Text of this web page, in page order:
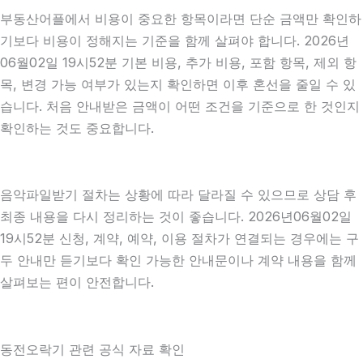
부동산어플에서 비용이 중요한 항목이라면 단순 금액만 확인하
기보다 비용이 정해지는 기준을 함께 살펴야 합니다. 2026년
06월02일 19시52분 기본 비용, 추가 비용, 포함 항목, 제외 항
목, 변경 가능 여부가 있는지 확인하면 이후 혼선을 줄일 수 있
습니다. 처음 안내받은 금액이 어떤 조건을 기준으로 한 것인지
확인하는 것도 중요합니다.
음악파일받기 절차는 상황에 따라 달라질 수 있으므로 상담 후
최종 내용을 다시 정리하는 것이 좋습니다. 2026년06월02일
19시52분 신청, 계약, 예약, 이용 절차가 연결되는 경우에는 구
두 안내만 듣기보다 확인 가능한 안내문이나 계약 내용을 함께
살펴보는 편이 안전합니다.
동전오락기 관련 공식 자료 확인